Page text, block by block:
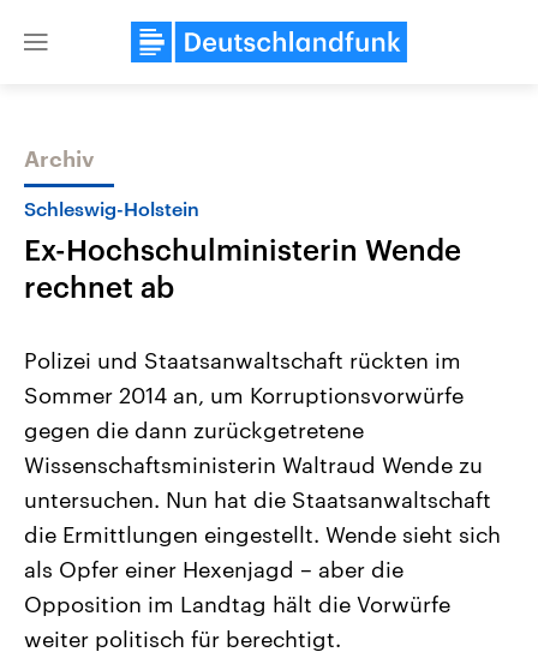
Close
Themen
Landtagswahl Sachsen-Anhalt
2026
Alle Informationen
Sachsen-Anhalt wählt am 6.
September 2026 einen neuen
Landtag. Seit 2021 wird das
Bundesland von einer Koalition aus
CDU, SPD und FDP regiert.-
Umfragen, Prognosen,
Wahlprogramme, aktuelle Berichte
und Hintergründe zu den Parteien
und Kandidaten der anstehenden
Wahl.
Aktuelle Beiträge,
Hintergründe
Wirtschaftlich und
gehören die Vereinigten
den mächtigsten Ländern
mit großem Einfluss auf
Sendungen Programm Podcasts
Archiv
Schleswig-Holstein
Ex-Hochschulministerin Wende
rechnet ab
Polizei und Staatsanwaltschaft rückten im
Sommer 2014 an, um Korruptionsvorwürfe
gegen die dann zurückgetretene
Wissenschaftsministerin Waltraud Wende zu
untersuchen. Nun hat die Staatsanwaltschaft
die Ermittlungen eingestellt. Wende sieht sich
als Opfer einer Hexenjagd – aber die
Opposition im Landtag hält die Vorwürfe
weiter politisch für berechtigt.